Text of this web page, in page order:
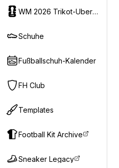
WM 2026 Trikot-Ubersicht
Schuhe
Fußballschuh-Kalender
FH Club
Templates
Football Kit Archive
Sneaker Legacy